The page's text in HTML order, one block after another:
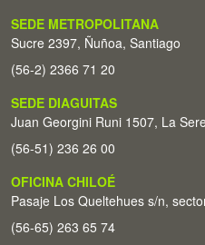
SEDE METROPOLITANA
Sucre 2397, Ñuñoa, Santiago
(56-2) 2366 71 20
SEDE DIAGUITAS
Juan Georgini Runi 1507, La
(56-51) 236 26 00
OFICINA CHILOÉ
Pasaje Los Queltehues s/n,
(56-65) 263 65 74